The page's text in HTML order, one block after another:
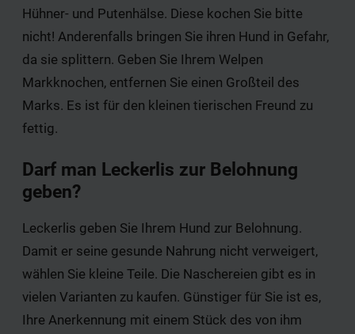
Hühner- und Putenhälse. Diese kochen Sie bitte
nicht! Anderenfalls bringen Sie ihren Hund in Gefahr,
da sie splittern. Geben Sie Ihrem Welpen
Markknochen, entfernen Sie einen Großteil des
Marks. Es ist für den kleinen tierischen Freund zu
fettig.
Darf man Leckerlis zur Belohnung
geben?
Leckerlis geben Sie Ihrem Hund zur Belohnung.
Damit er seine gesunde Nahrung nicht verweigert,
wählen Sie kleine Teile. Die Naschereien gibt es in
vielen Varianten zu kaufen. Günstiger für Sie ist es,
Ihre Anerkennung mit einem Stück des von ihm